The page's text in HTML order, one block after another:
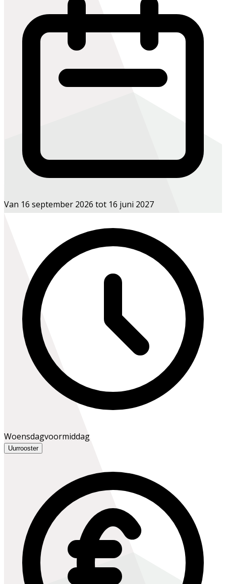
Van 16 september 2026 tot 16 juni 2027
Woensdagvoormiddag
Uurrooster